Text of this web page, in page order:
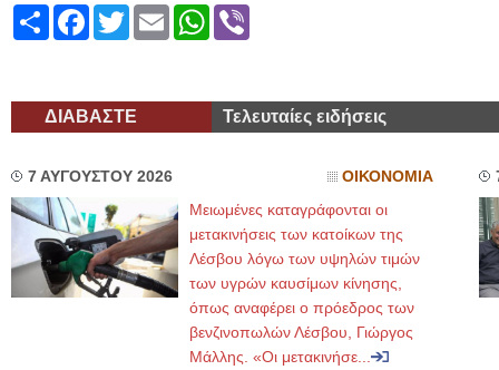
ShareFacebook
TwitterEmailWhatsApp
ΔΙΑΒΑΣΤΕ Τελευταίες ειδήσεις
7 ΑΥΓΟΥΣΤΟΥ 2026 ΟΙΚΟΝΟΜΙΑ
Μειωμένες καταγράφονται οι
μετακινήσεις των κατοίκων της
Λέσβου λόγω των υψηλών τιμών
των υγρών καυσίμων κίνησης,
όπως αναφέρει ο πρόεδρος των
βενζινοπωλών Λέσβου, Γιώργος
Μάλλης. «Οι μετακινήσε...